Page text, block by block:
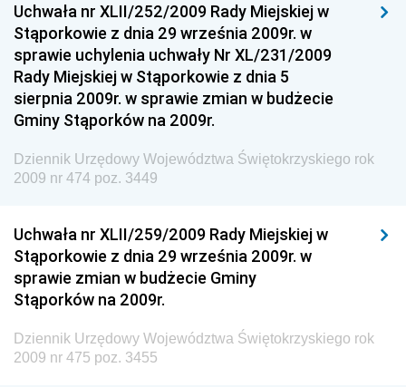
Dziennik Urzędowy Ministra Sportu
Dziennik Urzędowy Ministra Funduszy i Polityki
Regionalnej
Dziennik Urzędowy Ministra Aktywów Państwowych
Dziennik Urzędowy Ministra Zdrowia
Dziennik Urzędowy Ministra Środowiska i Głównego
Inspektora Ochrony Środowiska
Dziennik Urzędowy Ministerstwa Kultury, Dziedzictwa
Narodowego i Sportu
Dziennik Urzędowy Ministra Finansów, Funduszy i
Dziennik Urzędowy Ministra Rozwoju, Pracy i
Uchwała nr XLII/252/2009 Rady Miejskiej w
Stąporkowie z dnia 29 września 2009r. w
sprawie uchylenia uchwały Nr XL/231/2009
Rady Miejskiej w Stąporkowie z dnia 5
sierpnia 2009r. w sprawie zmian w budżecie
Gminy Stąporków na 2009r.
Dziennik Urzędowy Województwa Świętokrzyskiego rok
2009 nr 474 poz. 3449
Uchwała nr XLII/259/2009 Rady Miejskiej w
Stąporkowie z dnia 29 września 2009r. w
sprawie zmian w budżecie Gminy
Stąporków na 2009r.
Dziennik Urzędowy Województwa Świętokrzyskiego rok
2009 nr 475 poz. 3455